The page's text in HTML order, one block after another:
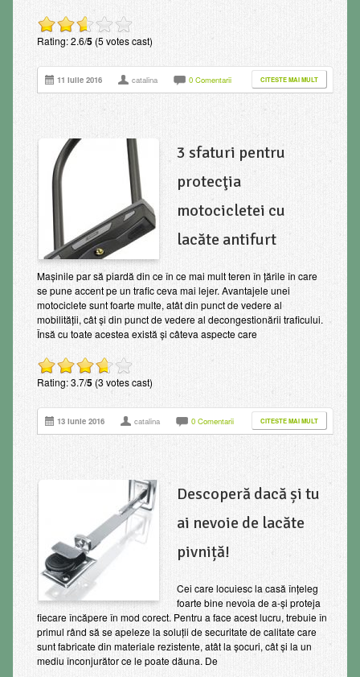
Rating: 2.6/5(5 votes cast)
11 iulie 2016 catalina 0 Comentarii CITESTE MAI MULT
3 sfaturi pentru
protecţia
motocicletei cu
lacăte antifurt
Mașinile par să piardă din ce în ce mai mult teren în țările în care
se pune accent pe un trafic ceva mai lejer. Avantajele unei
motociclete sunt foarte multe, atât din punct de vedere al
mobilității, cât și din punct de vedere al decongestionării traficului.
Însă cu toate acestea există și câteva aspecte care
Rating: 3.7/5(3 votes cast)
13 iunie 2016 catalina 0 Comentarii CITESTE MAI MULT
Descoperă dacă și tu
ai nevoie de lacăte
pivniță!
Cei care locuiesc la casă înțeleg
foarte bine nevoia de a-și proteja
fiecare încăpere în mod corect. Pentru a face acest lucru, trebuie în
primul rând să se apeleze la soluții de securitate de calitate care
sunt fabricate din materiale rezistente, atât la șocuri, cât și la un
mediu înconjurător ce le poate dăuna. De